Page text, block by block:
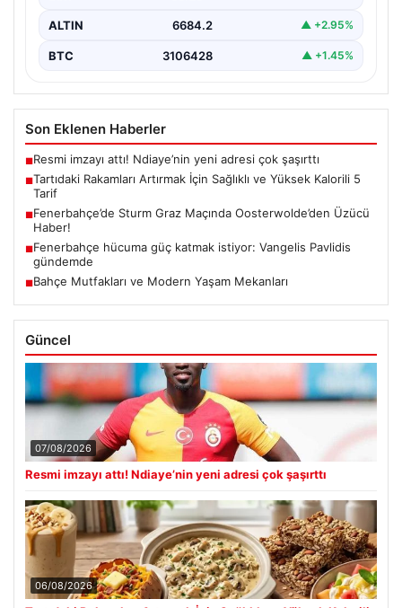
ALTIN 6684.2 ▲ +2.95%
BTC 3106428 ▲ +1.45%
Son Eklenen Haberler
■Resmi imzayı attı! Ndiaye’nin yeni adresi çok şaşırttı
■Tartıdaki Rakamları Artırmak İçin Sağlıklı ve Yüksek Kalorili 5
Tarif
■Fenerbahçe’de Sturm Graz Maçında Oosterwolde’den Üzücü
Haber!
■Fenerbahçe hücuma güç katmak istiyor: Vangelis Pavlidis
gündemde
■Bahçe Mutfakları ve Modern Yaşam Mekanları
Güncel
07/08/2026
Resmi imzayı attı! Ndiaye’nin yeni adresi çok şaşırttı
06/08/2026